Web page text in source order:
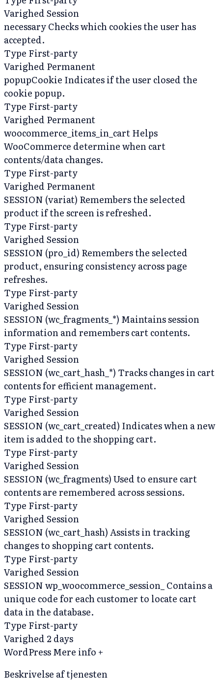
VarighedSession
necessaryChecks which cookies the user has
accepted.
Type First-party
Varighed Permanent
popupCookie Indicates if the user closed the
cookie popup.
Type First-party
Varighed Permanent
woocommerce_items_in_cartHelps
WooCommerce determine when cart
contents/data changes.
Type First-party
Varighed Permanent
SESSION (variat) Remembers the selected
product if the screen is refreshed.
Type First-party
VarighedSession
SESSION (pro_id) Remembers the selected
product, ensuring consistency across page
refreshes.
Type First-party
VarighedSession
SESSION (wc_fragments_*) Maintains session
information and remembers cart contents.
Type First-party
VarighedSession
SESSION (wc_cart_hash_*) Tracks changes in cart
contents for efficient management.
Type First-party
VarighedSession
SESSION (wc_cart_created) Indicates when a new
item is added to the shopping cart.
Type First-party
VarighedSession
SESSION (wc_fragments)Used to ensure cart
contents are remembered across sessions.
Type First-party
VarighedSession
SESSION (wc_cart_hash)Assists in tracking
changes to shopping cart contents.
Type First-party
VarighedSession
SESSION wp_woocommerce_session_ Contains a
unique code for each customer to locate cart
data in the database.
Type First-party
Varighed 2 days
WordPressMere info +
Beskrivelse af tjenesten